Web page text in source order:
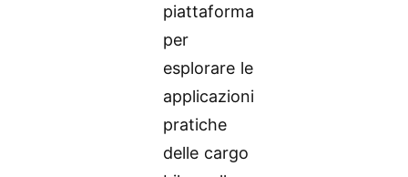
piattaforma
per
esplorare le
applicazioni
pratiche
delle cargo